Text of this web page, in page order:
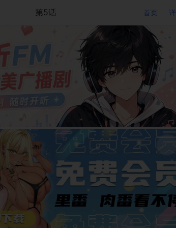
第5话 首页